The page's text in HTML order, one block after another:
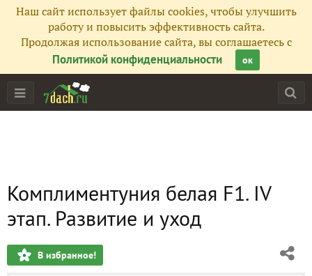
Наш сайт использует файлы cookies, чтобы улучшить
работу и повысить эффективность сайта.
Продолжая использование сайта, вы соглашаетесь с
Политикой конфиденциальности
ок
Комплиментуния белая F1. IV
этап. Развитие и уход
В избранное!